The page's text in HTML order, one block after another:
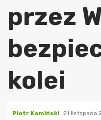
przez
kolei
Piotr Kamiński 21 listopada